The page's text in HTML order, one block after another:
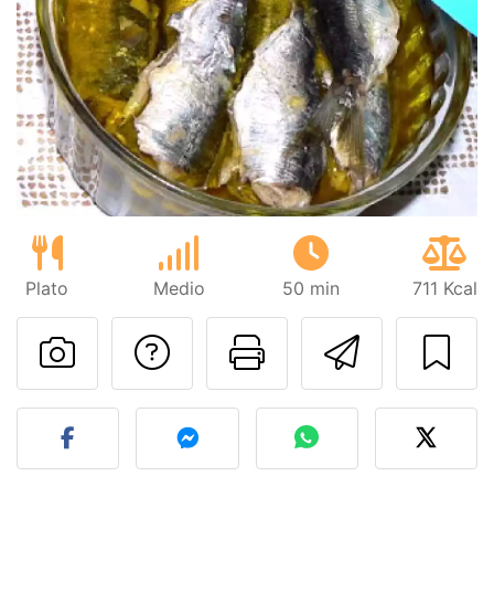
Plato Medio 50 min 711 Kcal
Imprimir
Preguntar al autor
Publicar la foto de esta